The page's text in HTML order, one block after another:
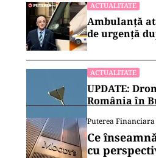
ACTUALITATE
Ambulanță
de urgență
ACTUALITATE
UPDATE:
România în
Puterea Financiara
Ce
cu